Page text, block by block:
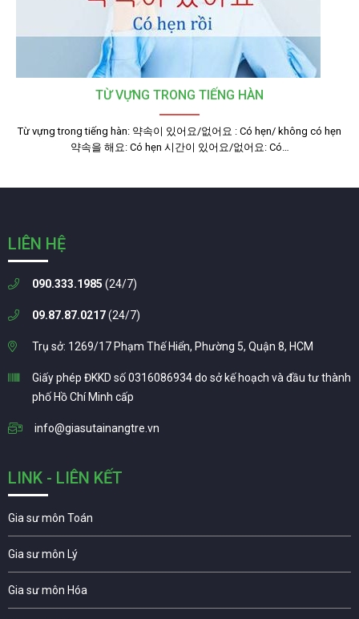
TỪ VỰNG TRONG TIẾNG HÀN
Từ vựng trong tiếng hàn: 약속이 있어요/없어요 : Có hẹn/ không có hẹn
약속을 해요: Có hẹn 시간이 있어요/없어요: Có…
LIÊN HỆ
090.333.1985 (24/7)
09.87.87.0217(24/7)
Trụ sở: 1269/17 Phạm Thế Hiển, Phường 5, Quận 8, HCM
Giấy phép ĐKKD số 0316086934 do sở kế hoạch và đầu tư thành
phố Hồ Chí Minh cấp
info@giasutainangtre.vn
LINK - LIÊN KẾT
Gia sư môn Toán
Gia sư môn Lý
Gia sư môn Hóa